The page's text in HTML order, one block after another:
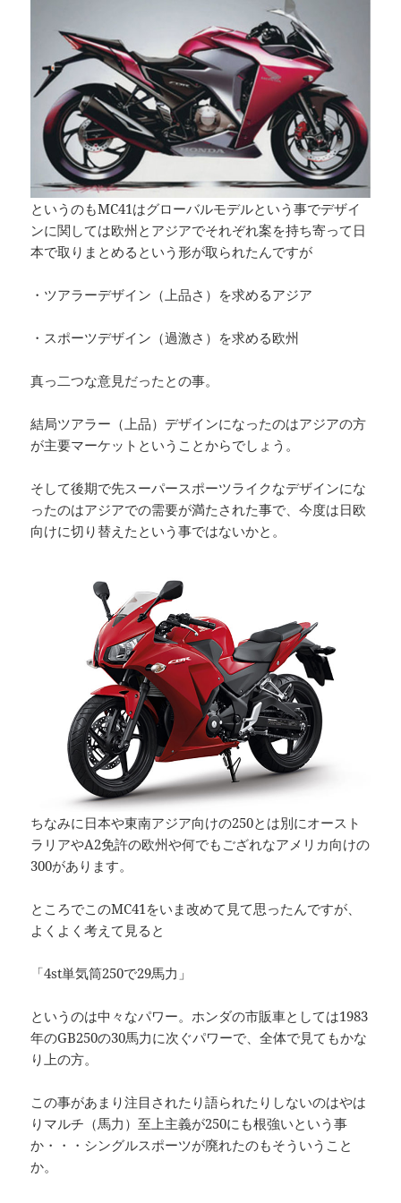
というのもMC41はグローバルモデルという事でデザイ
ンに関しては欧州とアジアでそれぞれ案を持ち寄って日
本で取りまとめるという形が取られたんですが
・ツアラーデザイン（上品さ）を求めるアジア
・スポーツデザイン（過激さ）を求める欧州
真っ二つな意見だったとの事。
結局ツアラー（上品）デザインになったのはアジアの方
が主要マーケットということからでしょう。
そして後期で先スーパースポーツライクなデザインにな
ったのはアジアでの需要が満たされた事で、今度は日欧
向けに切り替えたという事ではないかと。
ちなみに日本や東南アジア向けの250とは別にオースト
ラリアやA2免許の欧州や何でもござれなアメリカ向けの
300があります。
ところでこのMC41をいま改めて見て思ったんですが、
よくよく考えて見ると
「4st単気筒250で29馬力」
というのは中々なパワー。ホンダの市販車としては1983
年のGB250の30馬力に次ぐパワーで、全体で見てもかな
り上の方。
この事があまり注目されたり語られたりしないのはやは
りマルチ（馬力）至上主義が250にも根強いという事
か・・・シングルスポーツが廃れたのもそういうこと
か。